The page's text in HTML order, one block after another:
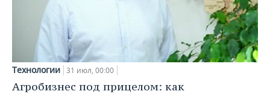
Технологии 31 июл, 00:00
Агробизнес под прицелом: как